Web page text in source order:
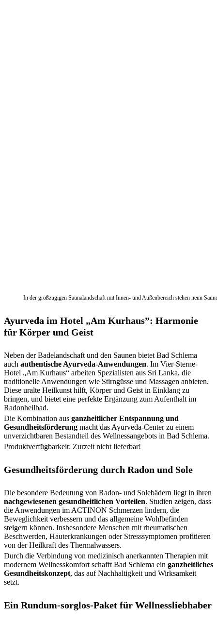
In der großzügigen Saunalandschaft mit Innen- und Außenbereich stehen neun
Ayurveda im Hotel „Am Kurhaus”: Harmonie
für Körper und Geist
Neben der Badelandschaft und den Saunen bietet Bad Schlema
auch authentische Ayurveda-Anwendungen. Im Vier-Sterne-
Hotel „Am Kurhaus“ arbeiten Spezialisten aus Sri Lanka, die
traditionelle Anwendungen wie Stirngüsse und Massagen anbieten.
Diese uralte Heilkunst hilft, Körper und Geist in Einklang zu
bringen, und bietet eine perfekte Ergänzung zum Aufenthalt im
Radonheilbad.
Die Kombination aus ganzheitlicher Entspannung und
Gesundheitsförderung macht das Ayurveda-Center zu einem
unverzichtbaren Bestandteil des Wellnessangebots in Bad Schlema.
Produktverfügbarkeit: Zurzeit nicht lieferbar!
Gesundheitsförderung durch Radon und Sole
Die besondere Bedeutung von Radon- und Solebädern liegt in ihren
nachgewiesenen gesundheitlichen Vorteilen. Studien zeigen, dass
die Anwendungen im ACTINON Schmerzen lindern, die
Beweglichkeit verbessern und das allgemeine Wohlbefinden
steigern können. Insbesondere Menschen mit rheumatischen
Beschwerden, Hauterkrankungen oder Stresssymptomen profitieren
von der Heilkraft des Thermalwassers.
Durch die Verbindung von medizinisch anerkannten Therapien mit
modernem Wellnesskomfort schafft Bad Schlema ein ganzheitliches
Gesundheitskonzept, das auf Nachhaltigkeit und Wirksamkeit
setzt.
Ein Rundum-sorglos-Paket für Wellnessliebhaber